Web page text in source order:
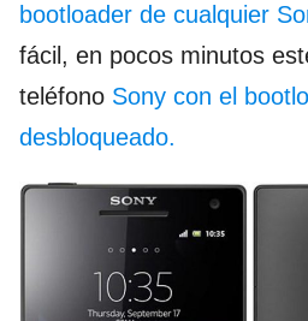
bootloader de cualquier
fácil, en pocos minutos
teléfono Sony con el
desbloqueado.